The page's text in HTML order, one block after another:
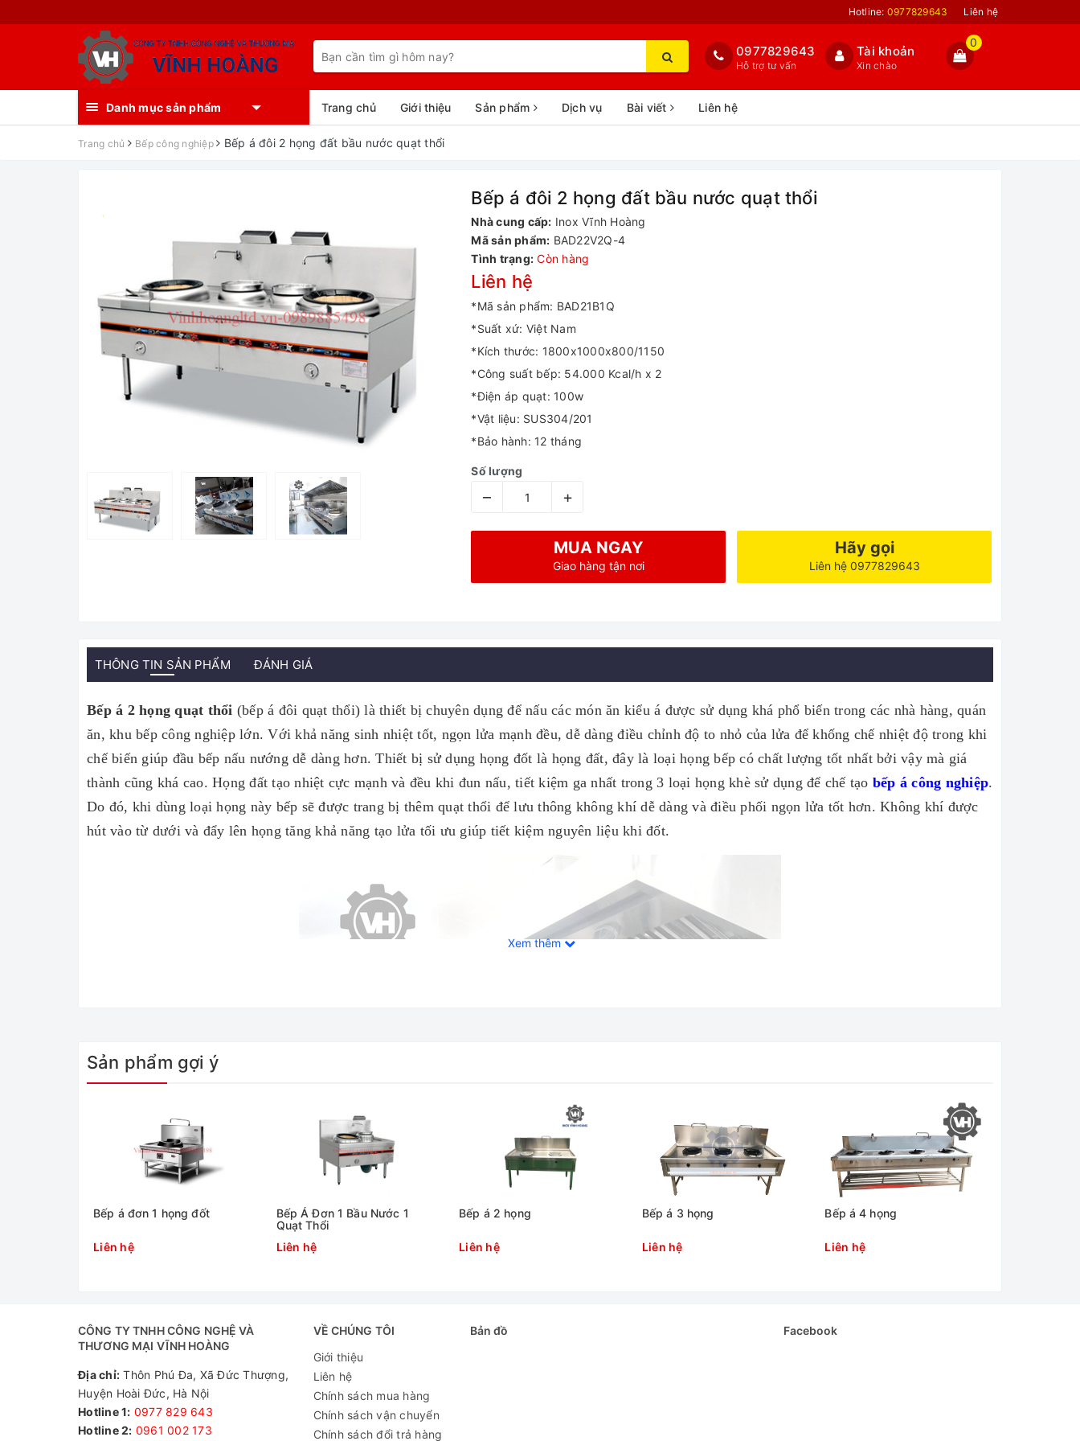
Hotline: 0977829643 Liên hệ
0977829643
Hỗ trợ tư vấn
Tài khoản
Xin chào
0
Danh mục sản phẩm Trang chủ Giới thiệu Sản phẩm Dịch vụ Bài viết Liên hệ
Trang chủ Bếp công nghiệp Bếp á đôi 2 họng đất bầu nước quạt thổi
Bếp á đôi 2 họng đất bầu nước quạt thổi
Nhà cung cấp: Inox Vĩnh Hoàng
Mã sản phẩm: BAD22V2Q-4
Tình trạng: Còn hàng
Liên hệ
*Mã sản phẩm: BAD21B1Q
*Suất xứ: Việt Nam
*Kích thước: 1800x1000x800/1150
*Công suất bếp: 54.000 Kcal/h x 2
*Điện áp quạt: 100w
*Vật liệu: SUS304/201
*Bảo hành: 12 tháng
Số lượng
– +
MUA NGAY
Giao hàng tận nơi
Hãy gọi
Liên hệ 0977829643
THÔNG TIN SẢN PHẨM ĐÁNH GIÁ
Bếp á 2 họng quạt thổi (bếp á đôi quạt thổi) là thiết bị chuyên dụng để nấu các món ăn kiểu á được sử dụng khá phổ biến trong các nhà hàng, quán
ăn, khu bếp công nghiệp lớn. Với khả năng sinh nhiệt tốt, ngọn lửa mạnh đều, dễ dàng điều chỉnh độ to nhỏ của lửa để khống chế nhiệt độ trong khi
chế biến giúp đầu bếp nấu nướng dễ dàng hơn. Thiết bị sử dụng họng đốt là họng đất, đây là loại họng bếp có chất lượng tốt nhất bởi vậy mà giá
thành cũng khá cao. Họng đất tạo nhiệt cực mạnh và đều khi đun nấu, tiết kiệm ga nhất trong 3 loại họng khè sử dụng để chế tạo bếp á công nghiệp.
Do đó, khi dùng loại họng này bếp sẽ được trang bị thêm quạt thổi để lưu thông không khí dễ dàng và điều phối ngọn lửa tốt hơn. Không khí được
hút vào từ dưới và đẩy lên họng tăng khả năng tạo lửa tối ưu giúp tiết kiệm nguyên liệu khi đốt.
1. Thông số kỹ thuật của bếp á 2 họng quạt thổi
Mã sản phẩm
Xem thêm
Sản phẩm gợi ý
Bếp á đơn 1 họng đốt
Liên hệ
Bếp Á Đơn 1 Bầu Nước 1
Quạt Thổi
Liên hệ
Bếp á 2 họng
Liên hệ
Bếp á 3 họng
Liên hệ
Bếp á 4 họng
Liên hệ
CÔNG TY TNHH CÔNG NGHỆ VÀ
THƯƠNG MẠI VĨNH HOÀNG
Địa chỉ: Thôn Phú Đa, Xã Đức Thượng,
Huyện Hoài Đức, Hà Nội
Hotline 1: 0977 829 643
Hotline 2: 0961 002 173​
VỀ CHÚNG TÔI
Giới thiệu
Liên hệ
Chính sách mua hàng
Chính sách vận chuyển
Chính sách đổi trả hàng
Bản đồ Facebook